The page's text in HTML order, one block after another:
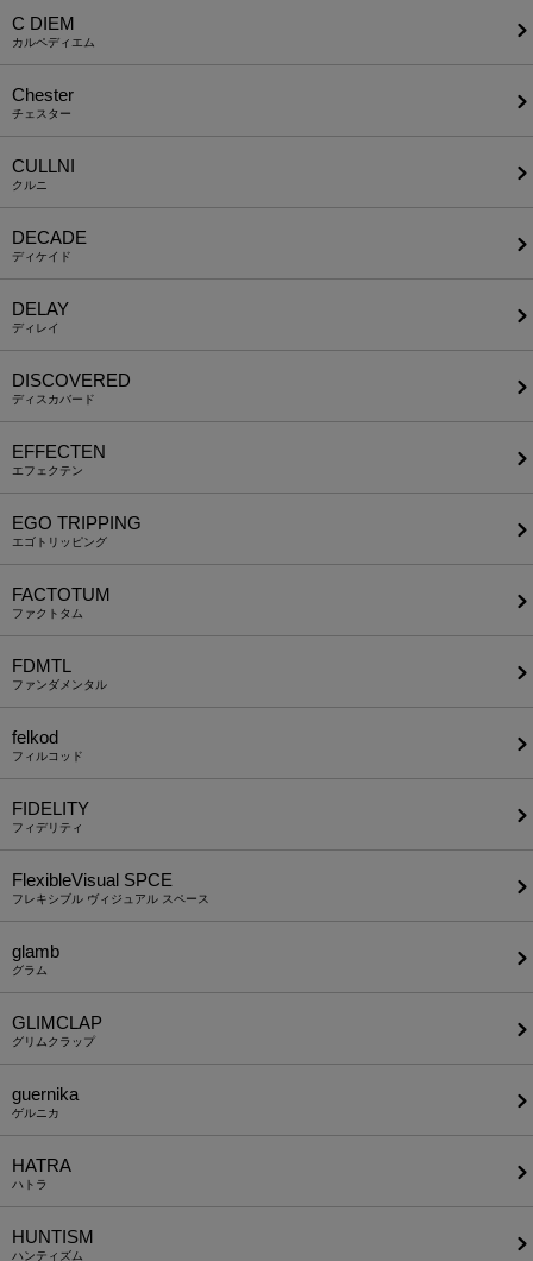
C DIEM
カルペディエム
Chester
チェスター
CULLNI
クルニ
DECADE
ディケイド
DELAY
ディレイ
DISCOVERED
ディスカバード
EFFECTEN
エフェクテン
EGO TRIPPING
エゴトリッピング
FACTOTUM
ファクトタム
FDMTL
ファンダメンタル
felkod
フィルコッド
FIDELITY
フィデリティ
FlexibleVisual SPCE
フレキシブル ヴィジュアル スペース
glamb
グラム
GLIMCLAP
グリムクラップ
guernika
ゲルニカ
HATRA
ハトラ
HUNTISM
ハンティズム